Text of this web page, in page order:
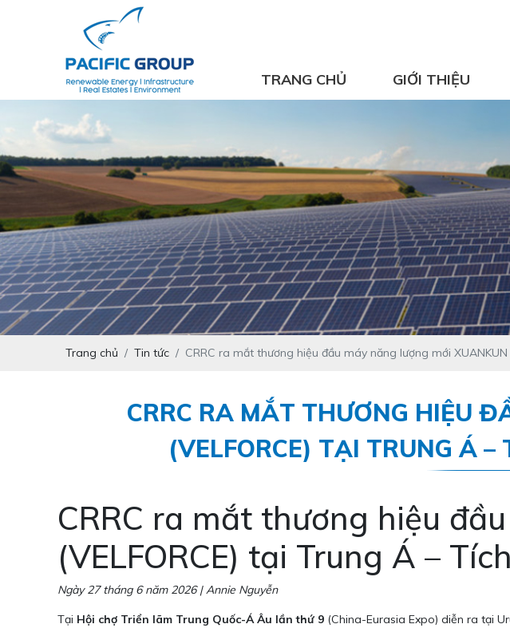
TRANG CHỦ GIỚI THIỆU
Trang chủ Tin tức CRRC ra mắt thương hiệu đầu máy năng lượng mới
CRRC RA MẮT THƯƠNG HIỆU
(VELFORCE) TẠI TRUNG Á
CRRC ra mắt thương hiệu
(VELFORCE) tại Trung Á –
Ngày 27 tháng 6 năm 2026 | Annie Nguyễn
Tại Hội chợ Triển lãm Trung Quốc-Á Âu lần thứ 9 (China-Eurasia Expo) diễn ra tại